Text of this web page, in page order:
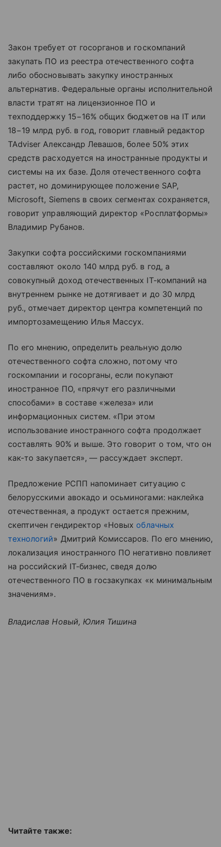
Закон требует от госорганов и госкомпаний
закупать ПО из реестра отечественного софта
либо обосновывать закупку иностранных
альтернатив. Федеральные органы исполнительной
власти тратят на лицензионное ПО и
техподдержку 15−16% общих бюджетов на IT или
18−19 млрд руб. в год, говорит главный редактор
TAdviser Александр Левашов, более 50% этих
средств расходуется на иностранные продукты и
системы на их базе. Доля отечественного софта
растет, но доминирующее положение SAP,
Microsoft, Siemens в своих сегментах сохраняется,
говорит управляющий директор «Росплатформы»
Владимир Рубанов.
Закупки софта российскими госкомпаниями
составляют около 140 млрд руб. в год, а
совокупный доход отечественных IT-компаний на
внутреннем рынке не дотягивает и до 30 млрд
руб., отмечает директор центра компетенций по
импортозамещению Илья Массух.
По его мнению, определить реальную долю
отечественного софта сложно, потому что
госкомпании и госорганы, если покупают
иностранное ПО, «прячут его различными
способами» в составе «железа» или
информационных систем. «При этом
использование иностранного софта продолжает
составлять 90% и выше. Это говорит о том, что он
как-то закупается», — рассуждает эксперт.
Предложение РСПП напоминает ситуацию с
белорусскими авокадо и осьминогами: наклейка
отечественная, а продукт остается прежним,
скептичен гендиректор «Новых облачных
технологий» Дмитрий Комиссаров. По его мнению,
локализация иностранного ПО негативно повлияет
на российский IT-бизнес, сведя долю
отечественного ПО в госзакупках «к минимальным
значениям».
Владислав Новый, Юлия Тишина
Читайте также: